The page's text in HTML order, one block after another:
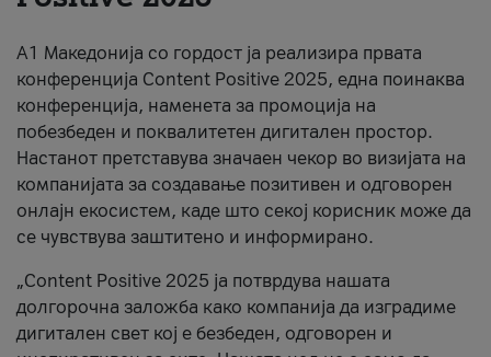
А1 Македонија со гордост ја реализира првата
конференција Content Positive 2025, една поинаква
конференција, наменета за промоција на
побезбеден и поквалитетен дигитален простор.
Настанот претставува значаен чекор во визијата на
компанијата за создавање позитивен и одговорен
онлајн екосистем, каде што секој корисник може да
се чувствува заштитено и информирано.
„Content Positive 2025 ја потврдува нашата
долгорочна заложба како компанија да изградиме
дигитален свет кој е безбеден, одговорен и